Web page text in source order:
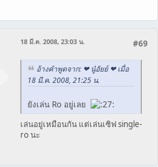
#69
18 มี.ค. 2008, 23:03 น.
อ้างคำพูดจาก: ❤ นู๋อัยย์ ❤ เมื่อ
18 มี.ค. 2008, 21:25 น.
ยังเล่น Ro อยู่เลย
เล่นอยู่เหมือนกัน แต่เล่นเซิฟ single-
ro นะ